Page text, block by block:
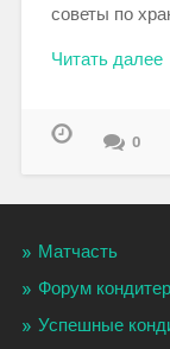
советы по
Читать
0
Матчасть
Форум
Успешные